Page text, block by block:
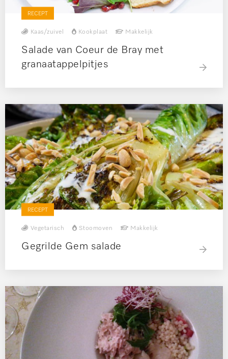
RECEPT
Kaas/zuivel Kookplaat Makkelijk
Salade van Coeur de Bray met
granaatappelpitjes
RECEPT
Vegetarisch Stoomoven Makkelijk
Gegrilde Gem salade